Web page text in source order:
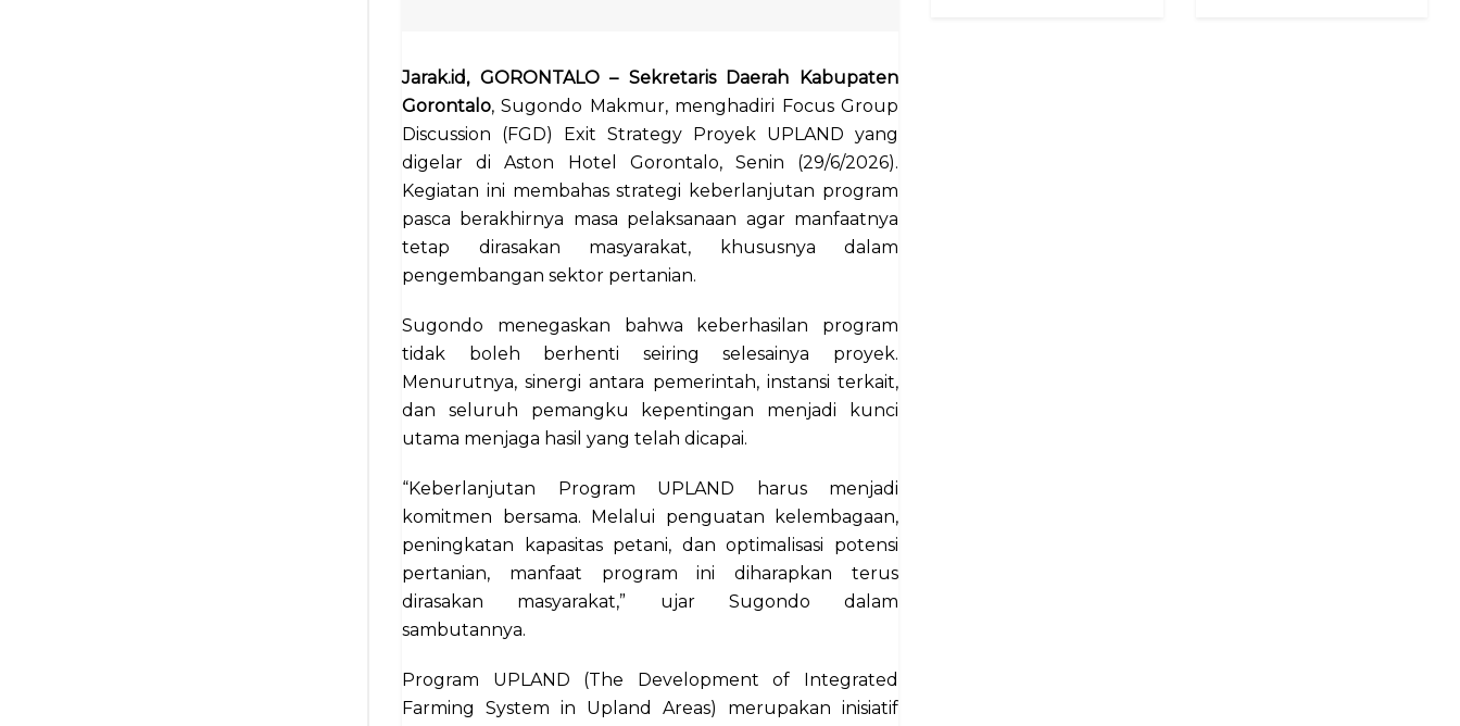
Jarak.id, GORONTALO – Sekretaris Daerah Kabupaten
Gorontalo, Sugondo Makmur, menghadiri Focus Group
Discussion (FGD) Exit Strategy Proyek UPLAND yang
digelar di Aston Hotel Gorontalo, Senin (29/6/2026).
Kegiatan ini membahas strategi keberlanjutan program
pasca berakhirnya masa pelaksanaan agar manfaatnya
tetap dirasakan masyarakat, khususnya dalam
pengembangan sektor pertanian.
Sugondo menegaskan bahwa keberhasilan program
tidak boleh berhenti seiring selesainya proyek.
Menurutnya, sinergi antara pemerintah, instansi terkait,
dan seluruh pemangku kepentingan menjadi kunci
utama menjaga hasil yang telah dicapai.
“Keberlanjutan Program UPLAND harus menjadi
komitmen bersama. Melalui penguatan kelembagaan,
peningkatan kapasitas petani, dan optimalisasi potensi
pertanian, manfaat program ini diharapkan terus
dirasakan masyarakat,” ujar Sugondo dalam
sambutannya.
Program UPLAND (The Development of Integrated
Farming System in Upland Areas) merupakan inisiatif